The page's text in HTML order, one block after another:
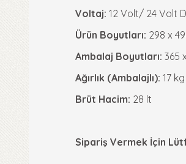
Voltaj: 12 Volt/ 24 Volt
Ürün Boyutları: 298 x
Ambalaj Boyutları: 365
Ağırlık (Ambalajlı): 17 kg
Brüt Hacim: 28 lt
Sipariş Vermek İçin